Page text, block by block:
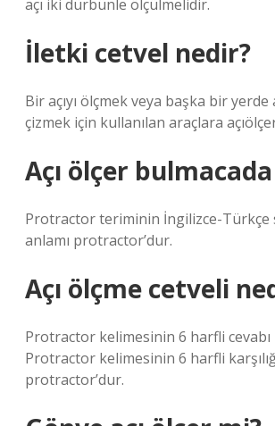
açı iki dürbünle ölçülmelidir.
İletki cetvel nedir?
Bir açıyı ölçmek veya başka bir yerde
çizmek için kullanılan araçlara
Açı ölçer
Protractor teriminin İngilizce-Türkçe
anlamı protractor’dur.
Açı ölçme cetveli
Protractor kelimesinin 6 harfli cevabı
Protractor kelimesinin 6 harfli
protractor’dur.